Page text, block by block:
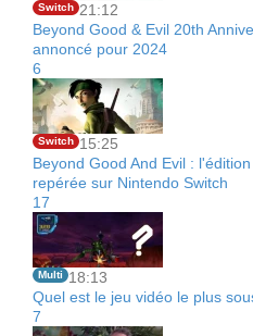
Switch 21:12
Beyond Good & Evil 20th
annoncé pour 2024
6
Switch 15:25
Beyond Good And Evil :
repérée sur Nintendo Switch
17
Multi
18:13
Quel est le jeu vidéo le plus
7